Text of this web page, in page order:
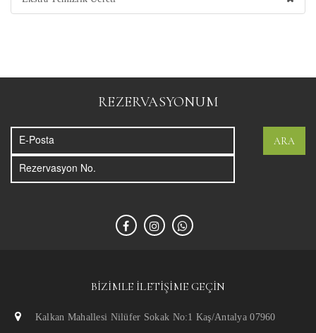
REZERVASYONUM
ARA
BIZIMLE İLETIŞIME GEÇIN
Kalkan Mahallesi Nilüfer Sokak No:1 Kaş/Antalya 07960